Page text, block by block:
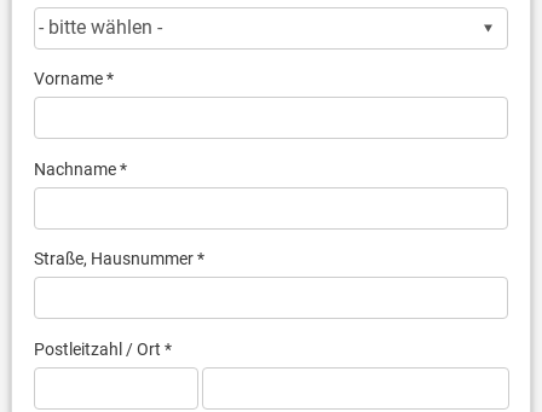
Vorname *
Nachname *
Straße, Hausnummer *
Postleitzahl / Ort *